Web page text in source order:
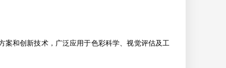
和创新技术，广泛应用于色彩科学、视觉评估及工